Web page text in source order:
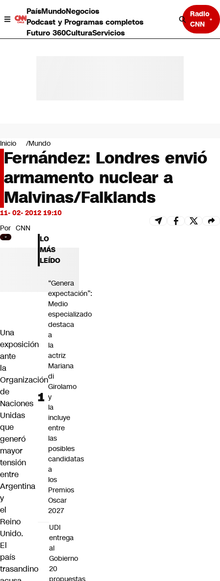
PaísMundoNegocios
Podcast y Programas completos
Futuro 360CulturaServicios
Radio
CNN
Negocios
Deportes
Programas completos
Cultura
Servicios
Bits
CNN tiempo
Futuro 360
Opinión
Inicio Mundo
Fernández: Londres envió
armamento nuclear a
Malvinas/Falklands
11- 02- 2012 19:10
Por CNN
Una
exposición
ante
la
Organización
de
Naciones
Unidas
que
generó
mayor
tensión
entre
Argentina
y
el
Reino
Unido.
El
país
trasandino
LO
MÁS
LEÍDO
“Genera
expectación”:
Medio
especializado
destaca
a
la
actriz
Mariana
di
Girolamo
y
la
incluye
entre
las
posibles
candidatas
a
los
Premios
Oscar
2027
UDI
entrega
al
Gobierno
20
propuestas